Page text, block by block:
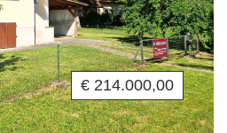
€ 214.000,00